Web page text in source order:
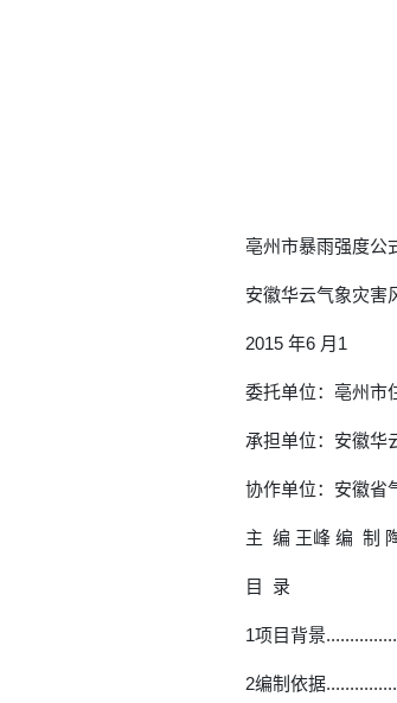
亳州市暴雨强度公
安徽华云气象灾害
2015 年6 月1
委托单位：亳州市
承担单位：安徽华
协作单位：安徽省
主 编 王峰 编 制
目 录
1项目背景
2编制依据